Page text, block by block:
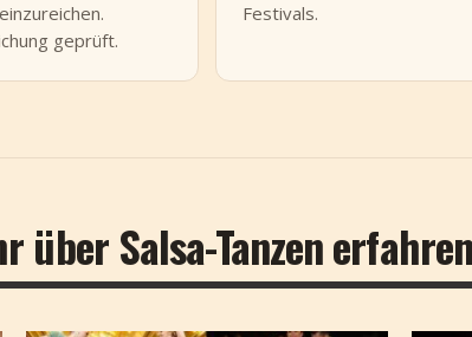
geprüft.
Festivals.
über Salsa-Tanzen